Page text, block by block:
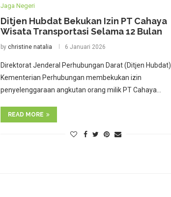
Jaga Negeri
Ditjen Hubdat Bekukan Izin PT Cahaya
Wisata Transportasi Selama 12 Bulan
by christine natalia 6 Januari 2026
Direktorat Jenderal Perhubungan Darat (Ditjen Hubdat)
Kementerian Perhubungan membekukan izin
penyelenggaraan angkutan orang milik PT Cahaya…
READ MORE